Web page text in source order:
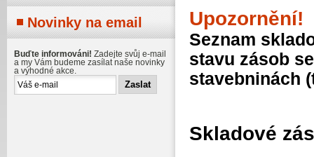
Upozornění!
Seznam
stavu zásob
stavebninách
Skladové
Novinky na email
Buďte informováni! Zadejte svůj e-mail
a my Vám budeme zasílat naše novinky
a výhodné akce.